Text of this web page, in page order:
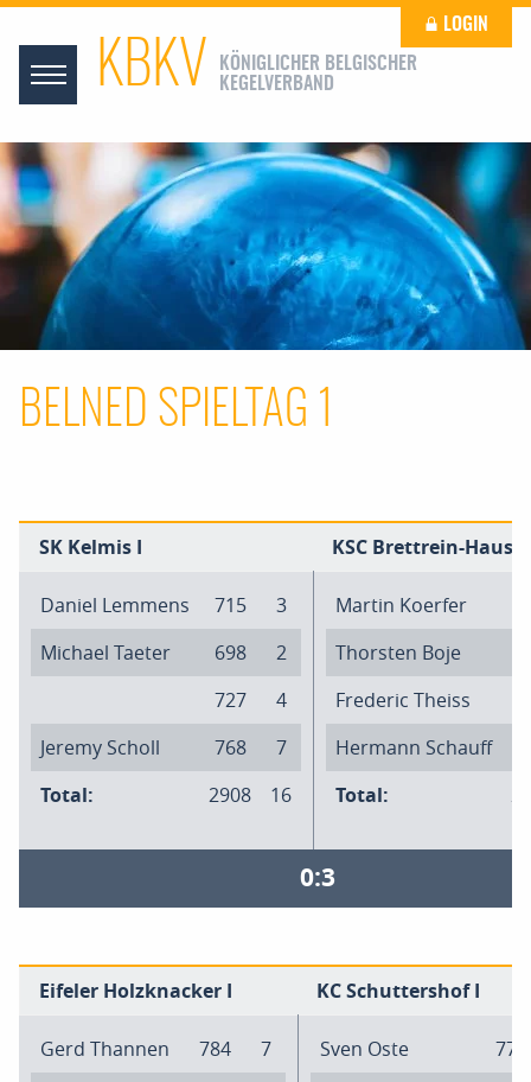
KBKV
KÖNIGLICHER BELGISCHER
KEGELVERBAND
LOGIN
BELNED SPIELTAG 1
SK Kelmis I KSC Brettrein-
Daniel Lemmens 715
3
Michael Taeter
698
2
727
4
Jeremy Scholl
768
7
Total:
2908 16
Martin Koerfer
Thorsten Boje
Frederic Theiss
Hermann Schauff
Total:
0:3
Eifeler Holzknacker I KC Schuttershof I
Gerd Thannen 784
7
Sven Oste
774